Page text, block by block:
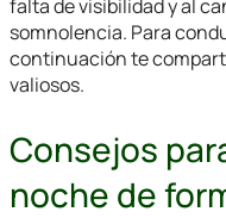
falta de visibilidad y al
somnolencia. Para
continuación te
valiosos.
Consejos
noche de